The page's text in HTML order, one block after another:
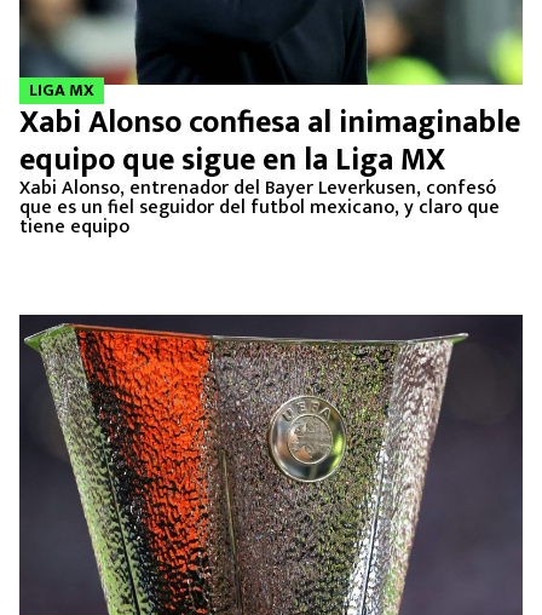
LIGA MX
Xabi Alonso confiesa al inimaginable
equipo que sigue en la Liga MX
Xabi Alonso, entrenador del Bayer Leverkusen, confesó
que es un fiel seguidor del futbol mexicano, y claro que
tiene equipo